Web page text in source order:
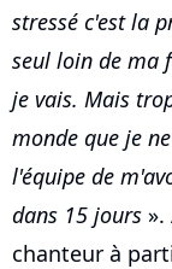
stressé c'est la
seul loin de ma
je vais. Mais
monde que je
l'équipe de
dans 15 jours
chanteur à